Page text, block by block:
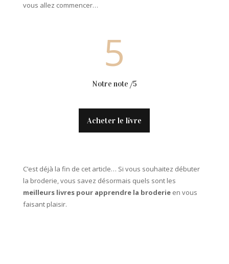
vous allez commencer…
5
Notre note /5
Acheter le livre
C’est déjà la fin de cet article… Si vous souhaitez débuter
la broderie, vous savez désormais quels sont les
meilleurs livres pour apprendre la broderieen vous
faisant plaisir.